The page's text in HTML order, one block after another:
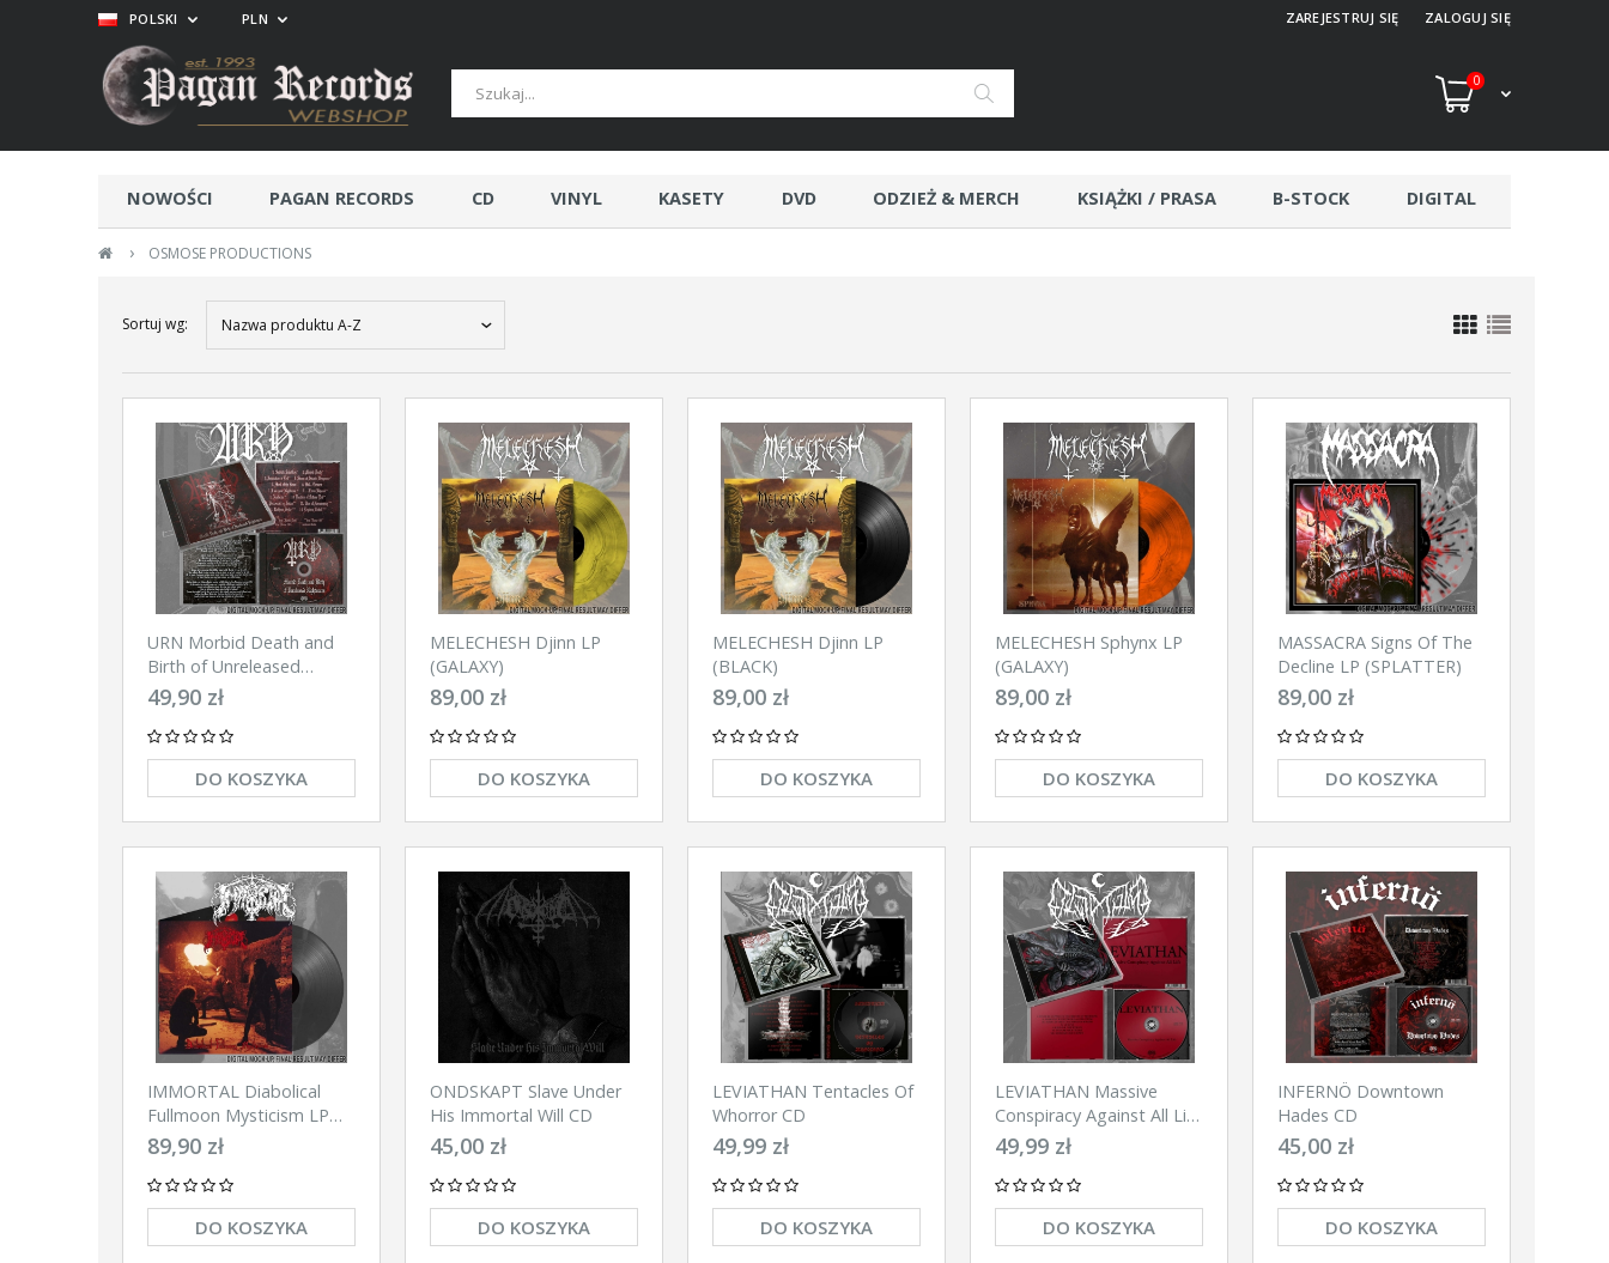
ZAREJESTRUJ SIĘ ZALOGUJ SIĘ
0
NOWOŚCI PAGAN RECORDS CD VINYL KASETY DVD ODZIEŻ & MERCH KSIĄŻKI / PRASA B-STOCK DIGITAL
› OSMOSE PRODUCTIONS
POLSKI PLN
Sortuj wg: Nazwa produktu A-Z
URN Morbid Death and
Birth of Unreleased
Nightmares CD
49,90 zł
DO KOSZYKA
MELECHESH Djinn LP
(GALAXY)
89,00 zł
DO KOSZYKA
MELECHESH Djinn LP
(BLACK)
89,00 zł
DO KOSZYKA
MELECHESH Sphynx LP
(GALAXY)
89,00 zł
DO KOSZYKA
MASSACRA Signs Of The
Decline LP (SPLATTER)
89,00 zł
DO KOSZYKA
IMMORTAL Diabolical
Fullmoon Mysticism LP
(CLEAR /BLACK)
89,90 zł
DO KOSZYKA
ONDSKAPT Slave Under
His Immortal Will CD
45,00 zł
DO KOSZYKA
LEVIATHAN Tentacles Of
Whorror CD
49,99 zł
DO KOSZYKA
LEVIATHAN Massive
Conspiracy Against All Life
CD
49,99 zł
DO KOSZYKA
INFERNÖ Downtown
Hades CD
45,00 zł
DO KOSZYKA